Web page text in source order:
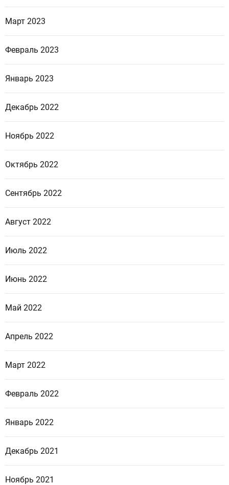
Март 2023
Февраль 2023
Январь 2023
Декабрь 2022
Ноябрь 2022
Октябрь 2022
Сентябрь 2022
Август 2022
Июль 2022
Июнь 2022
Май 2022
Апрель 2022
Март 2022
Февраль 2022
Январь 2022
Декабрь 2021
Ноябрь 2021